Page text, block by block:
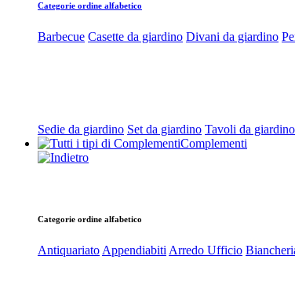
Categorie ordine alfabetico
Barbecue Casette da giardino Divani da giardino
Sedie da giardino Set da giardino Tavoli da giardino
Complementi
Categorie ordine alfabetico
Antiquariato Appendiabiti Arredo Ufficio